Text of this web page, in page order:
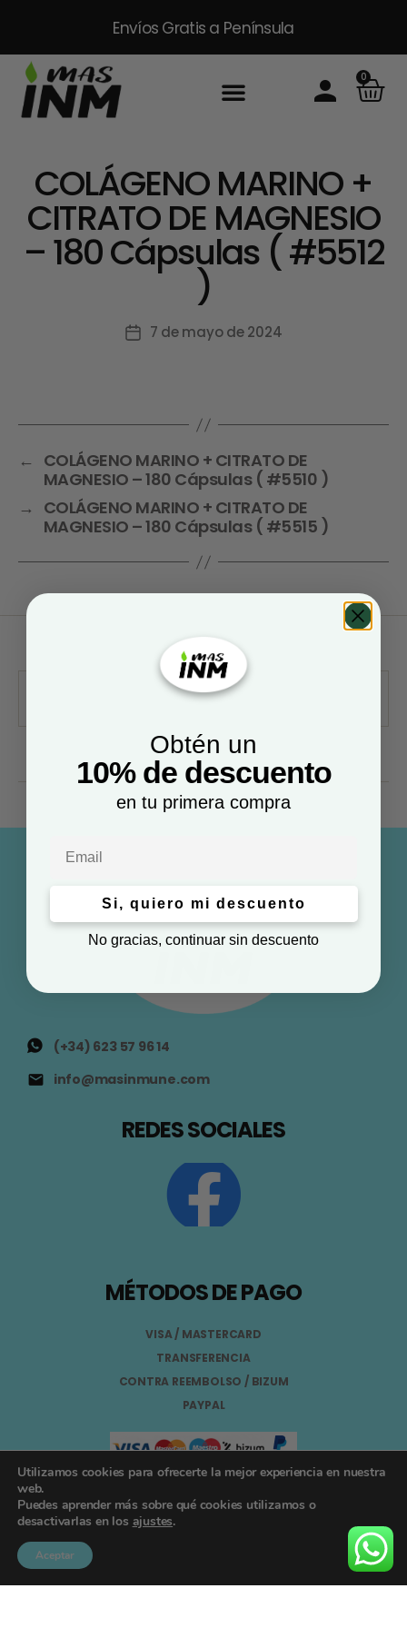
Envíos Gratis a Península
0
COLÁGENO MARINO +
CITRATO DE MAGNESIO
– 180 Cápsulas ( #5512
)
7 de mayo de 2024
← COLÁGENO MARINO + CITRATO DE
MAGNESIO – 180 Cápsulas ( #5510 )
→ COLÁGENO MARINO + CITRATO DE
MAGNESIO – 180 Cápsulas ( #5515 )
(+34) 623 57 96 14
info@masinmune.com
REDES SOCIALES
MÉTODOS DE PAGO
VISA / MASTERCARD
TRANSFERENCIA
CONTRA REEMBOLSO / BIZUM
PAYPAL
Aviso Legal
Política de Privacidad
Utilizamos cookies para ofrecerte la mejor experiencia en nuestra
web.
Puedes aprender más sobre qué cookies utilizamos o
desactivarlas en los ajustes.
Aceptar
Obtén un
10% de descuento
en tu primera compra
Si, quiero mi descuento
No gracias, continuar sin descuento